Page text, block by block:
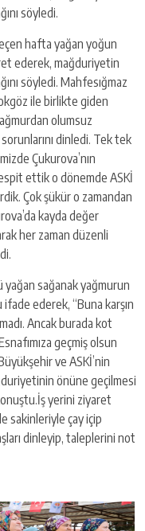
söyledi.
hafta yağan yoğun
ederek, mağduriyetin
söyledi. Mahfesığmaz
ile birlikte giden
olumsuz
dinledi. Tek tek
Çukurova’nın
ettik o dönemde ASKİ
Çok şükür o zamandan
kayda değer
her zaman düzenli
yağan sağanak yağmurun
ederek, “Buna karşın
Ancak burada kot
geçmiş olsun
ve ASKİ’nin
önüne geçilmesi
yerini ziyaret
sakinleriyle çay içip
dinleyip, taleplerini not